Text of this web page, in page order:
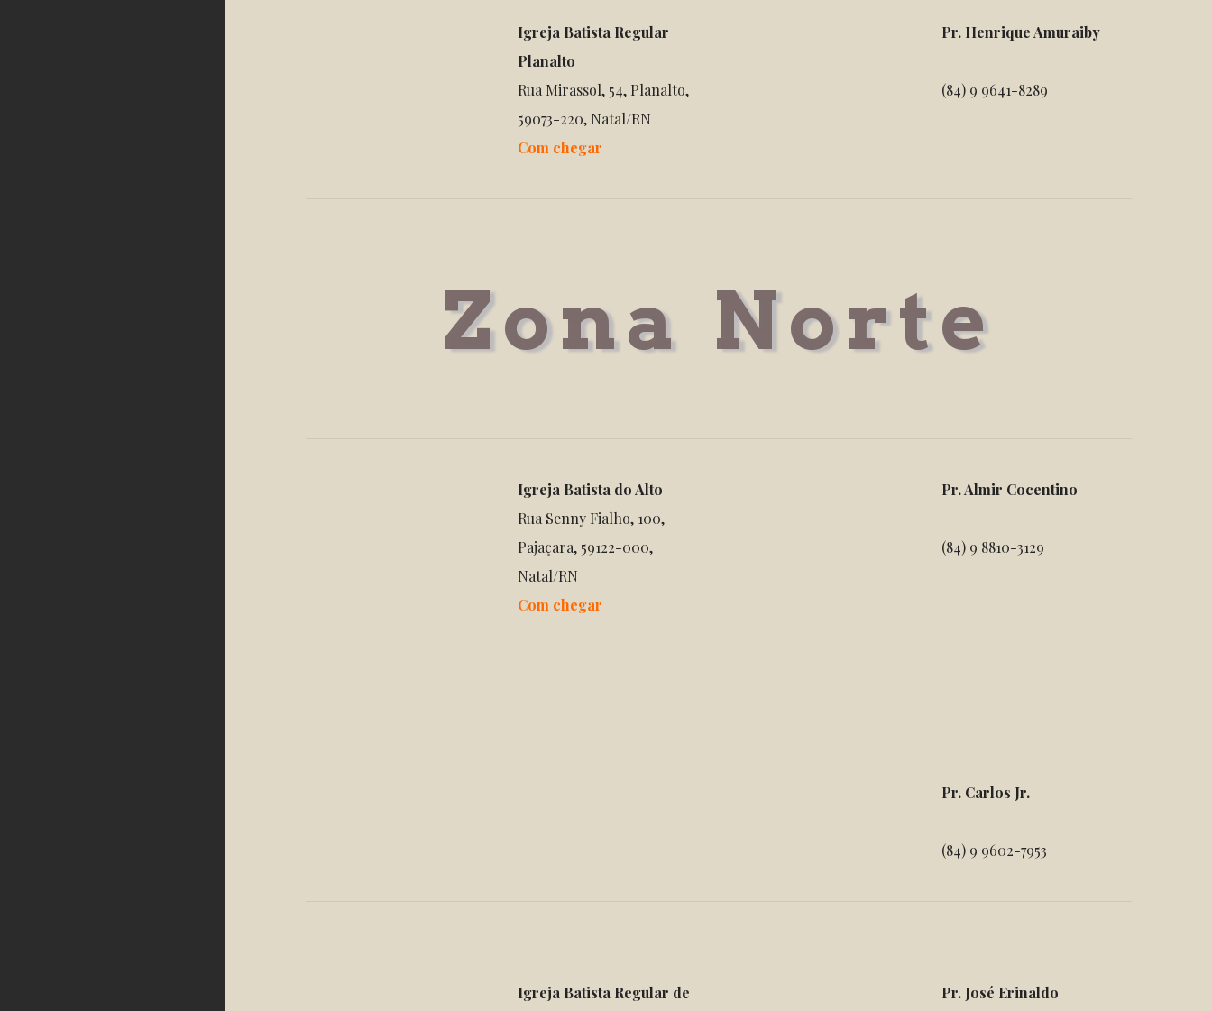
Igreja Batista Regular
Planalto
Rua Mirassol, 54, Planalto,
59073-220, Natal/RN
Com chegar
Pr. Henrique Amuraiby
(84) 9 9641-8289
Zona Norte
Igreja Batista do Alto
Rua Senny Fialho, 100,
Pajaçara, 59122-000,
Natal/RN
Com chegar
Pr. Almir Cocentino
(84) 9 8810-3129
Pr. Carlos Jr.
(84) 9 9602-7953
Igreja Batista Regular de
Pr. José Erinaldo